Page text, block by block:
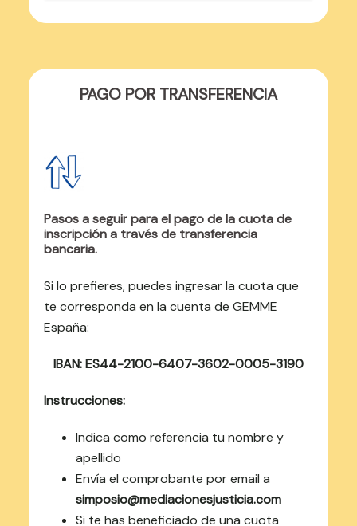
PAGO POR TRANSFERENCIA
Pasos a seguir para el pago de la cuota de
inscripción a través de transferencia
bancaria.
Si lo prefieres, puedes ingresar la cuota que
te corresponda en la cuenta de GEMME
España:
IBAN: ES44-2100-6407-3602-0005-3190
Instrucciones:
Indica como referencia tu nombre y
apellido
Envía el comprobante por email a
simposio@mediacionesjusticia.com
Si te has beneficiado de una cuota